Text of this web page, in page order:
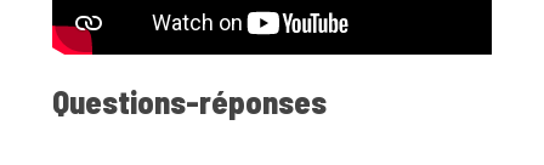
Questions-réponses